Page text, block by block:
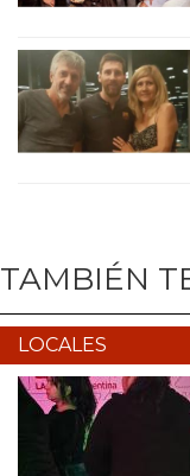
TAMBIÉN
LOCALES